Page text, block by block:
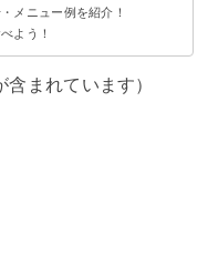
キ
メニュー例を紹介！
が食べたい時におすすめ
ナー
しい食事
よう！
含まれています）